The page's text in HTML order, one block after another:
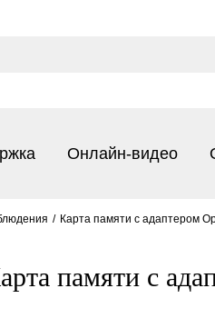
Онлайн-видео
Карта памяти с адаптером
памяти с